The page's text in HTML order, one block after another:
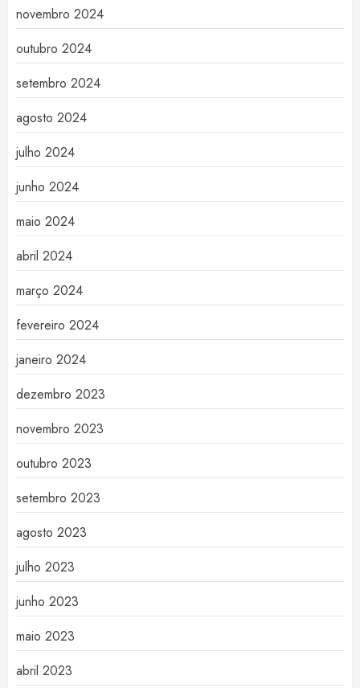
novembro 2024
outubro 2024
setembro 2024
agosto 2024
julho 2024
junho 2024
maio 2024
abril 2024
março 2024
fevereiro 2024
janeiro 2024
dezembro 2023
novembro 2023
outubro 2023
setembro 2023
agosto 2023
julho 2023
junho 2023
maio 2023
abril 2023